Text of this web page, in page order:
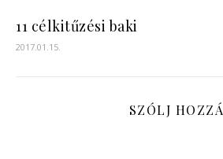
11 célkitűzési baki
2017.01.15.
SZÓLJ HOZZÁ